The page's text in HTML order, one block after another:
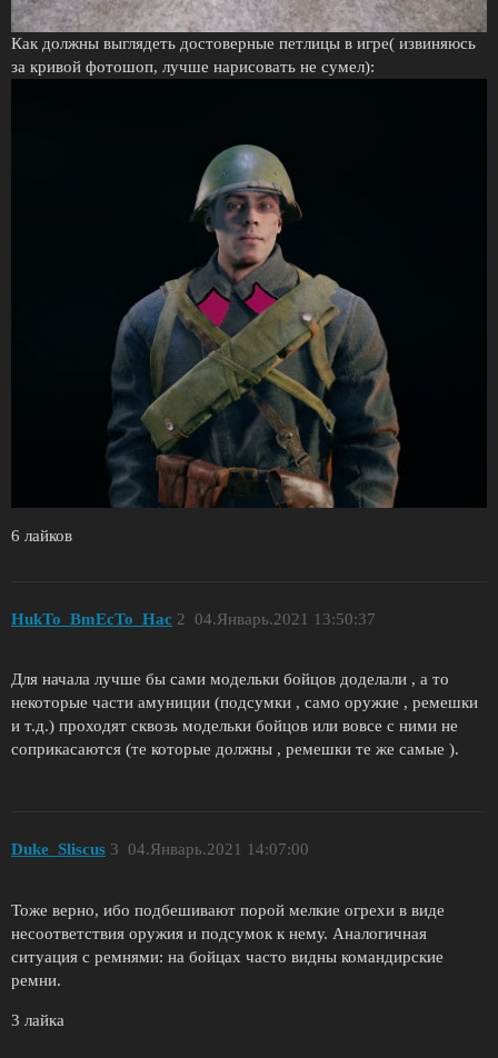
Как должны выглядеть достоверные петлицы в игре( извиняюсь
за кривой фотошоп, лучше нарисовать не сумел):
6 лайков
HukTo_BmEcTo_Hac 04.Январь.2021 13:50:37
2
Для начала лучше бы сами модельки бойцов доделали , а то
некоторые части амуниции (подсумки , само оружие , ремешки
и т.д.) проходят сквозь модельки бойцов или вовсе с ними не
соприкасаются (те которые должны , ремешки те же самые ).
Duke_Sliscus 04.Январь.2021 14:07:00
3
Тоже верно, ибо подбешивают порой мелкие огрехи в виде
несоответствия оружия и подсумок к нему. Аналогичная
ситуация с ремнями: на бойцах часто видны командирские
ремни.
3 лайка